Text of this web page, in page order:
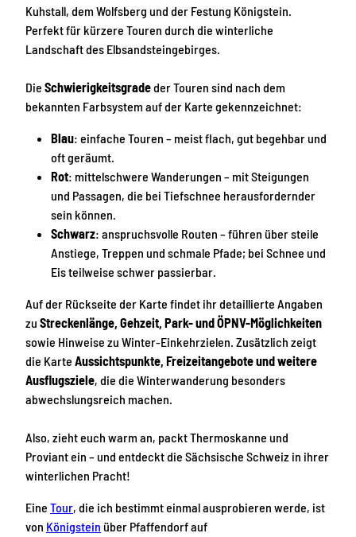
Kuhstall, dem Wolfsberg und der Festung Königstein.
Perfekt für kürzere Touren durch die winterliche
Landschaft des Elbsandsteingebirges.
Die Schwierigkeitsgradeder Touren sind nach dem
bekannten Farbsystem auf der Karte gekennzeichnet:
Blau: einfache Touren – meist flach, gut begehbar und
oft geräumt.
Rot: mittelschwere Wanderungen – mit Steigungen
und Passagen, die bei Tiefschnee herausfordernder
sein können.
Schwarz: anspruchsvolle Routen – führen über steile
Anstiege, Treppen und schmale Pfade; bei Schnee und
Eis teilweise schwer passierbar.
Auf der Rückseite der Karte findet ihr detaillierte Angaben
zu Streckenlänge, Gehzeit, Park- und ÖPNV-Möglichkeiten
sowie Hinweise zu Winter-Einkehrzielen. Zusätzlich zeigt
die Karte Aussichtspunkte, Freizeitangebote und weitere
Ausflugsziele, die die Winterwanderung besonders
abwechslungsreich machen.
Also, zieht euch warm an, packt Thermoskanne und
Proviant ein – und entdeckt die Sächsische Schweiz in ihrer
winterlichen Pracht!
Eine Tour, die ich bestimmt einmal ausprobieren werde, ist
von Königstein über Pfaffendorf auf